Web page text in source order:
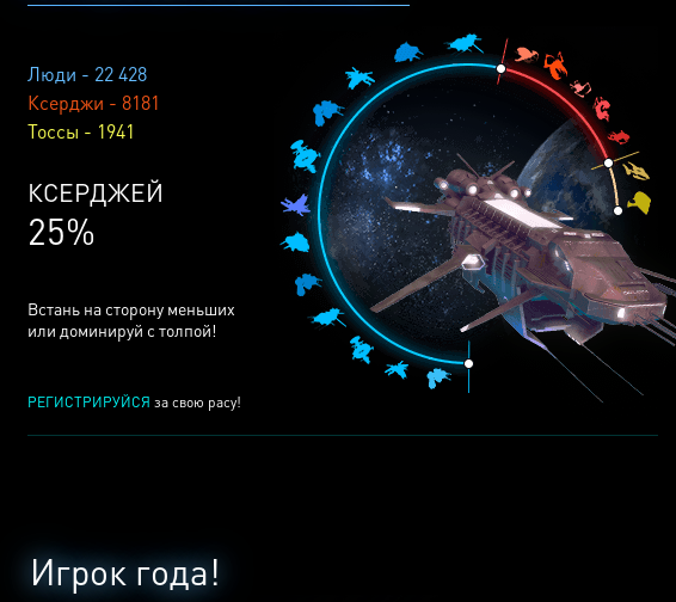
Люди - 22 428
Ксерджи - 8181
Тоссы - 1941
КСЕРДЖЕЙ
25%
Встань на сторону меньших
или доминируй с толпой!
РЕГИСТРИРУЙСЯ за свою расу!
Игрок года!